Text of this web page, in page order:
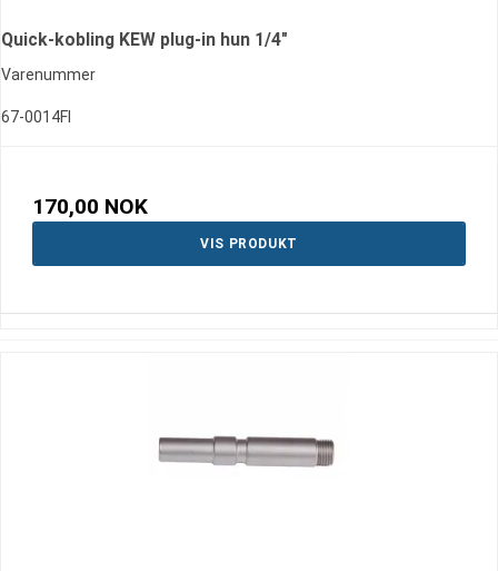
Quick-kobling KEW plug-in hun 1/4"
Varenummer
67-0014FI
170,00 NOK
VIS PRODUKT